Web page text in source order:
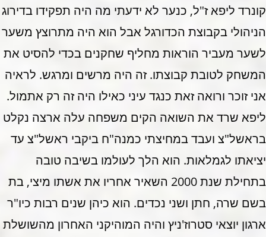
קונרד ליפא ז"ל, כנער לא ידעתי מה היה תפקידו בדירוג
הניהולי בקבוצת הכדורגל אבל הוא היה מתרוצץ משער
לשער מעביר הוראות מחליף שחקנים בכדי להסיט את
המשחק לטובת קבוצתו. זה היה מרשים ומרגש. לראיה
אני זוכר ורואה זאת כנגד עיני כאילו היה זה רק אתמול.
ליפא שרד את השואה הקים משפחה עלה ארצה נקלט
בראשל"צ ועבד במחיצתי כמנה"ח ביקבי ראשל"צ עד
יציאתו לגמלאות. הוא הלך לעולמו בשיבה טובה
בתחילת שנת 2000 השאיר אחריו את אשתו מיצי, בת
בשם שרה, חתן ושני נכדים. הוא כיהן שנים רבות כיו"ר
ארגון יוצאי סטרוז'ניץ והיה המוהיקני האחרון מהשושלת